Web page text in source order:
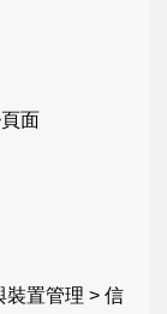
面
裝置管理 > 信